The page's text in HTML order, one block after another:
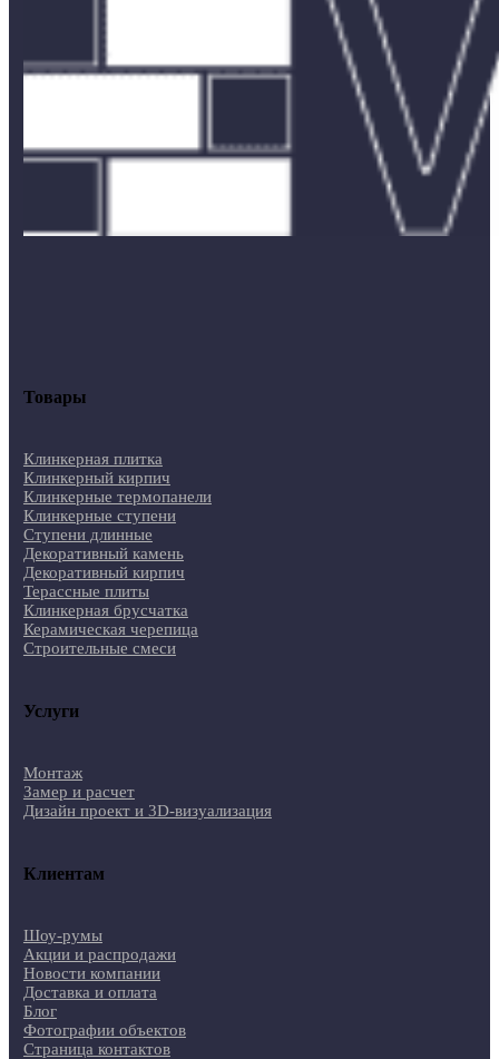
Товары
Клинкерная плитка
Клинкерный кирпич
Клинкерные термопанели
Клинкерные ступени
Ступени длинные
Декоративный камень
Декоративный кирпич
Терассные плиты
Клинкерная брусчатка
Керамическая черепица
Строительные смеси
Услуги
Монтаж
Замер и расчет
Дизайн проект и 3D-визуализация
Клиентам
Шоу-румы
Акции и распродажи
Новости компании
Доставка и оплата
Блог
Фотографии объектов
Страница контактов